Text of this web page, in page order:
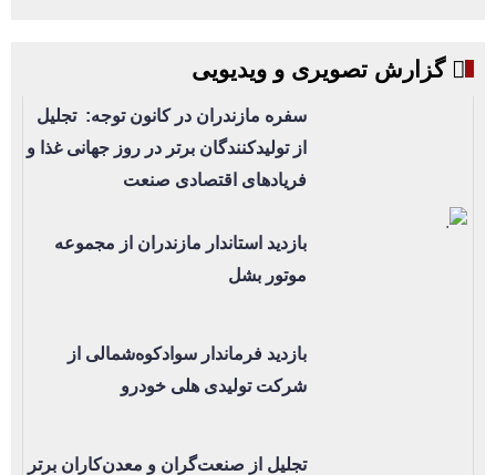
گزارش تصویری و ویدیویی
سفره مازندران در کانون توجه: تجلیل
از تولیدکنندگان برتر در روز جهانی غذا و
فریادهای اقتصادی صنعت
بازدید استاندار مازندران از مجموعه
موتور بشل
بازدید فرماندار سوادکوه‌شمالی از
شرکت تولیدی هلی خودرو
تجلیل از صنعت‌گران و معدن‌کاران برتر